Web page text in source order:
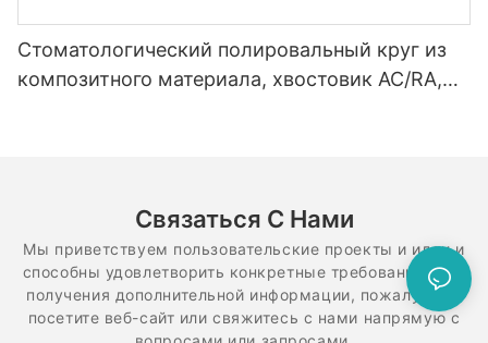
Стоматологический полировальный круг из
композитного материала, хвостовик AC/RA,
Связаться С Нами
Мы приветствуем пользовательские проекты и идеи и
способны удовлетворить конкретные требования. Для
получения дополнительной информации, пожалуйста,
посетите веб-сайт или свяжитесь с нами напрямую с